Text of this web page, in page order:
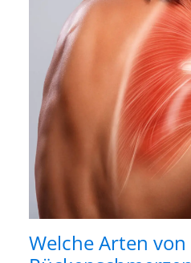
Welche Arten von